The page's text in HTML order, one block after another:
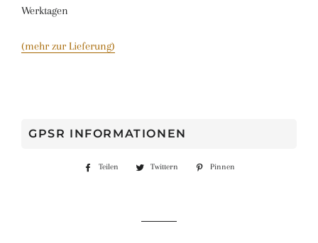
Werktagen
(mehr zur Lieferung)
GPSR INFORMATIONEN
Teilen
Auf
Twittern
Auf
Pinnen